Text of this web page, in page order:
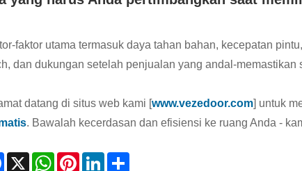
faktor utama termasuk daya tahan bahan, kecepatan
dan dukungan setelah penjualan yang andal-
datang di situs web kami [www.vezedoor.com] untuk
. Bawalah kecerdasan dan efisiensi ke ruang Anda -
Facebook
X WhatsAppPinterestLinkedIn